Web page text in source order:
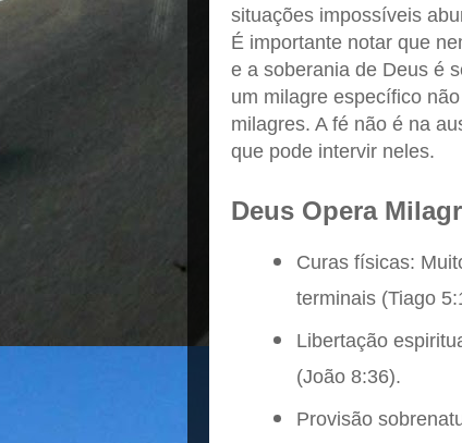
situações impossíveis
É importante notar que
e a soberania de Deus é
um milagre específico
milagres. A fé não é na
que pode intervir neles.
Deus Opera
Curas físicas:
terminais (Tiago
Libertação
(João 8:36).
Provisão